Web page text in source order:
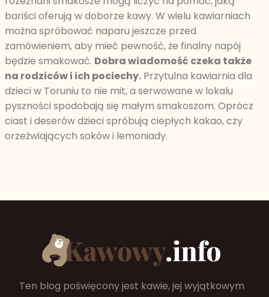
bariści oferują w doborze kawy. W wielu kawiarniach
można spróbować naparu jeszcze przed
zamówieniem, aby mieć pewność, że finalny napój
będzie smakować. Dobra wiadomość czeka także
na rodziców i ich pociechy. Przytulna kawiarnia dla
dzieci w Toruniu to nie mit, a serwowane w lokalu
pyszności spodobają się małym smakoszom. Oprócz
ciast i deserów dzieci spróbują ciepłych kakao, czy
orzeźwiających soków i lemoniady.
Ten blog poświęcony jest kawie, jej wyjątkowym